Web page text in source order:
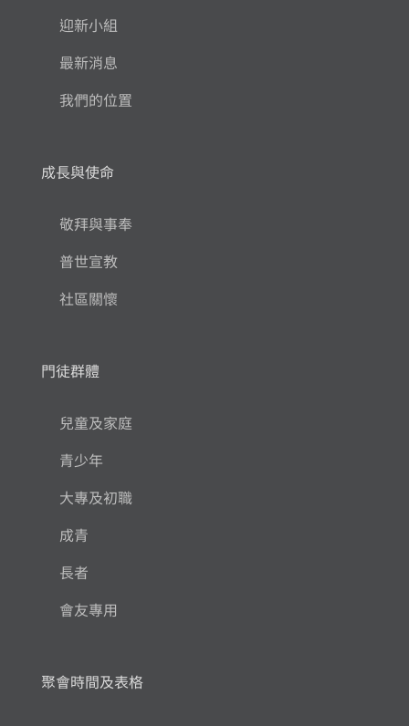
迎新小組
最新消息
我們的位置
成長與使命
敬拜與事奉
普世宣教
社區關懷
門徒群體
兒童及家庭
青少年
大專及初職
成青
長者
會友專用
聚會時間及表格